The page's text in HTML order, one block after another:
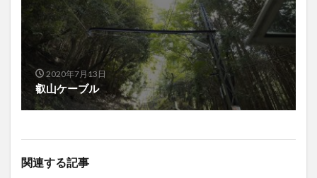
2020年7月13日
叡山ケーブル
関連する記事